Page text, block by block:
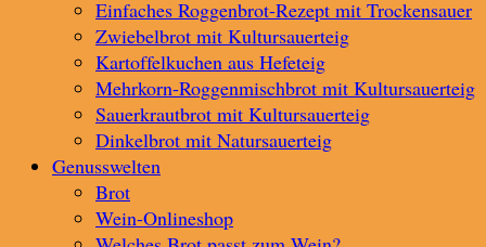
Einfaches Roggenbrot-Rezept mit Trockensauer
Zwiebelbrot mit Kultursauerteig
Kartoffelkuchen aus Hefeteig
Mehrkorn-Roggenmischbrot mit Kultursauerteig
Sauerkrautbrot mit Kultursauerteig
Dinkelbrot mit Natursauerteig
Genusswelten
Brot
Wein-Onlineshop